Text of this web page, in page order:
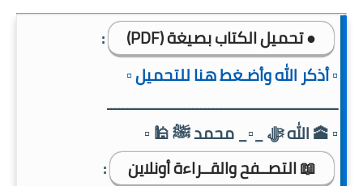
● تحميل الكتاب بصيغة (PDF)
:
▫️ أذكر الله وأضـغط هنا للتحميل ▫️
ـــــــــــــــــــــــــــــــــــــــــــــــــــــــــ
▫️ 🕋 الله ﷻ _▫️_ محمد ﷺ 🕌 ▫️
📖 التصــفح والقــراءة أونلاين
: